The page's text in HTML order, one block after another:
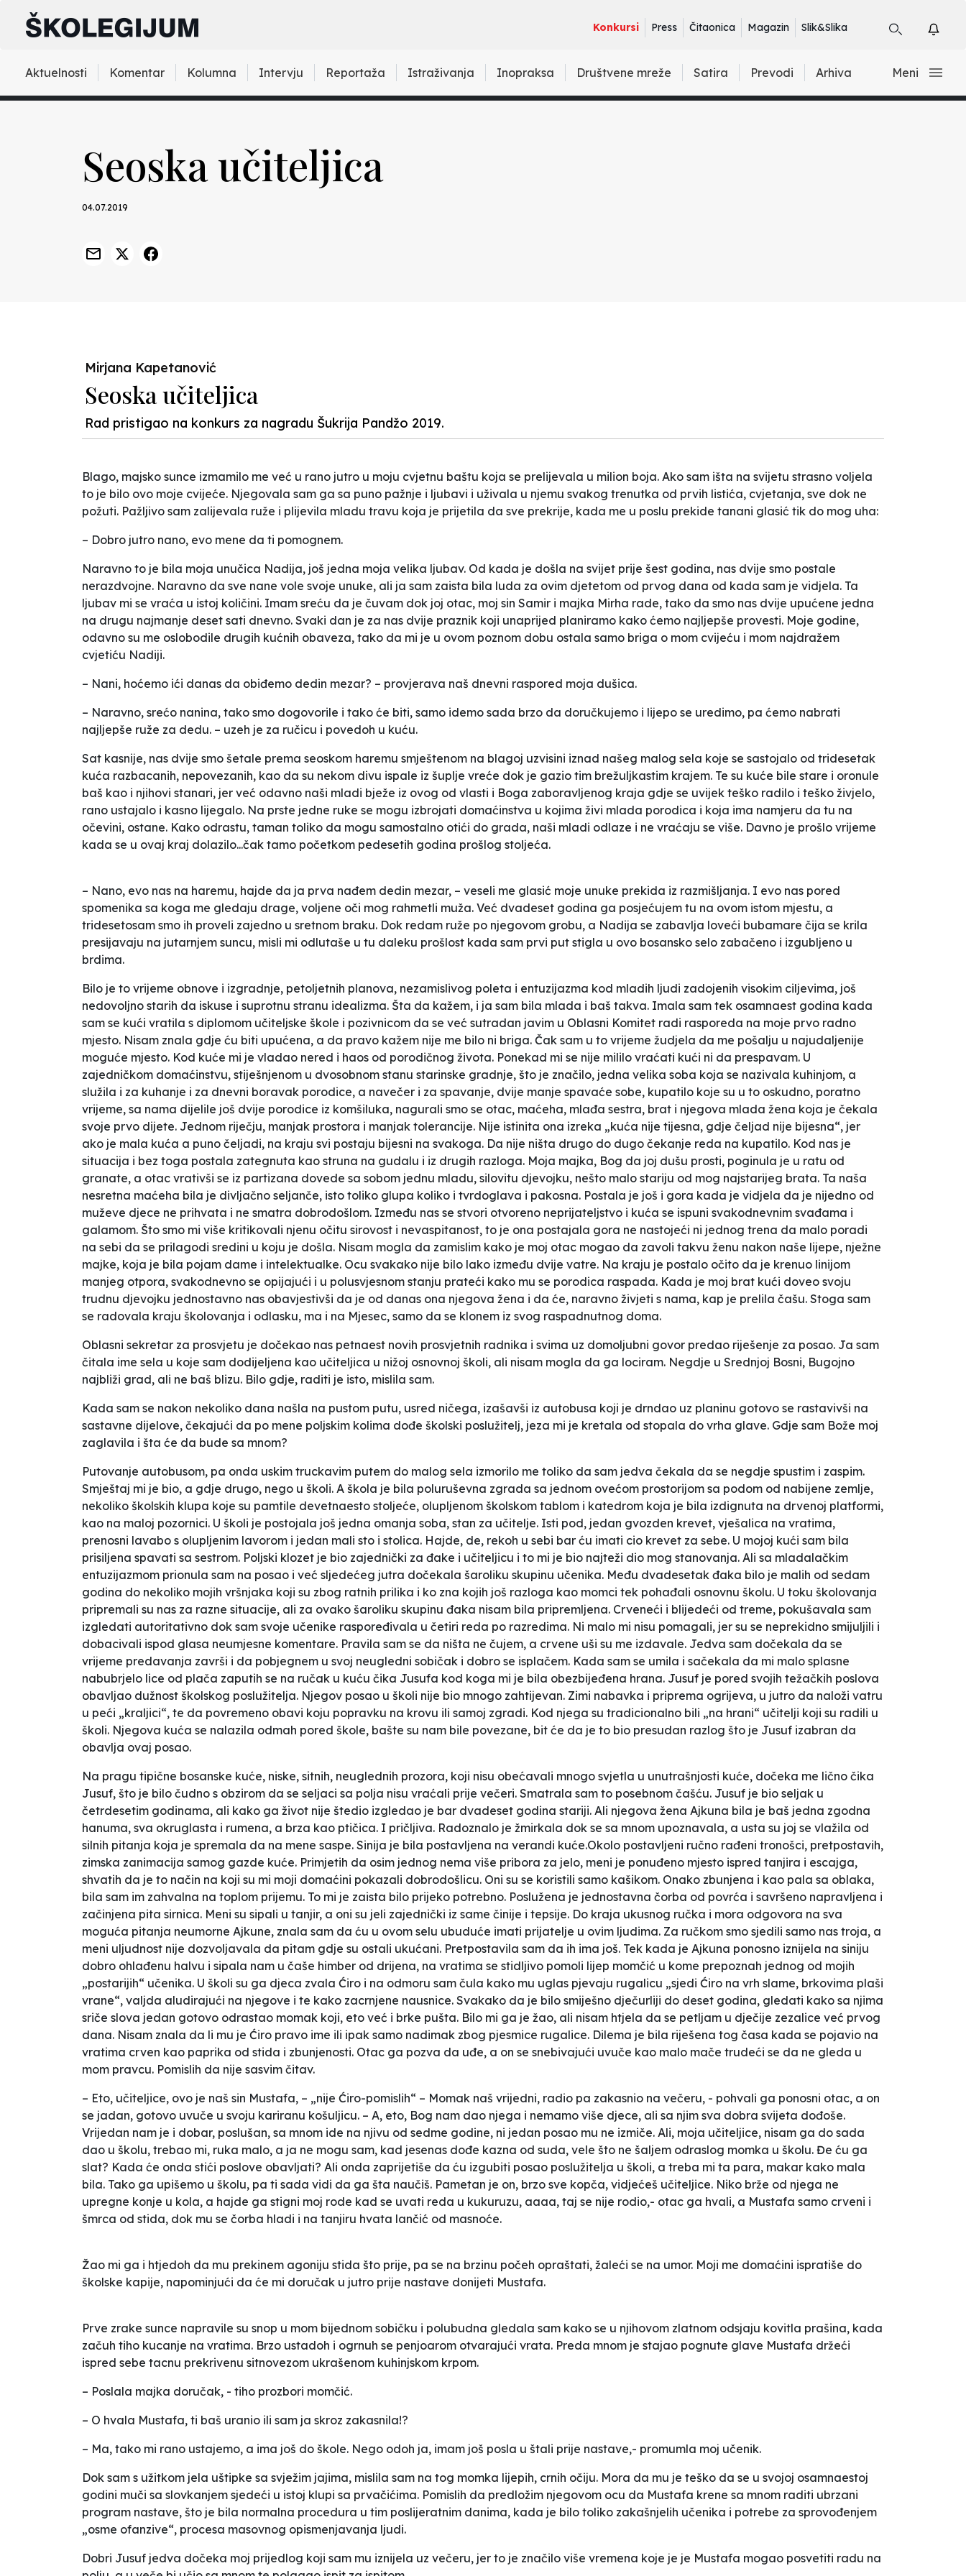
Konkursi Press Čitaonica Magazin Slik&Slika
Aktuelnosti Komentar Kolumna Intervju Reportaža Istraživanja Inopraksa Društvene mreže Satira Prevodi Arhiva Meni
Seoska učiteljica
04.07.2019
Mirjana Kapetanović
Seoska učiteljica
Rad pristigao na konkurs za nagradu Šukrija Pandžo 2019.
Blago, majsko sunce izmamilo me već u rano jutro u moju cvjetnu baštu koja se prelijevala u milion boja. Ako sam išta na svijetu strasno voljela
to je bilo ovo moje cvijeće. Njegovala sam ga sa puno pažnje i ljubavi i uživala u njemu svakog trenutka od prvih listića, cvjetanja, sve dok ne
požuti. Pažljivo sam zalijevala ruže i plijevila mladu travu koja je prijetila da sve prekrije, kada me u poslu prekide tanani glasić tik do mog uha:
– Dobro jutro nano, evo mene da ti pomognem.
Naravno to je bila moja unučica Nadija, još jedna moja velika ljubav. Od kada je došla na svijet prije šest godina, nas dvije smo postale
nerazdvojne. Naravno da sve nane vole svoje unuke, ali ja sam zaista bila luda za ovim djetetom od prvog dana od kada sam je vidjela. Ta
ljubav mi se vraća u istoj količini. Imam sreću da je čuvam dok joj otac, moj sin Samir i majka Mirha rade, tako da smo nas dvije upućene jedna
na drugu najmanje deset sati dnevno. Svaki dan je za nas dvije praznik koji unaprijed planiramo kako ćemo najljepše provesti. Moje godine,
odavno su me oslobodile drugih kućnih obaveza, tako da mi je u ovom poznom dobu ostala samo briga o mom cvijeću i mom najdražem
cvjetiću Nadiji.
– Nani, hoćemo ići danas da obiđemo dedin mezar? – provjerava naš dnevni raspored moja dušica.
– Naravno, srećo nanina, tako smo dogovorile i tako će biti, samo idemo sada brzo da doručkujemo i lijepo se uredimo, pa ćemo nabrati
najljepše ruže za dedu. – uzeh je za ručicu i povedoh u kuću.
Sat kasnije, nas dvije smo šetale prema seoskom haremu smještenom na blagoj uzvisini iznad našeg malog sela koje se sastojalo od tridesetak
kuća razbacanih, nepovezanih, kao da su nekom divu ispale iz šuplje vreće dok je gazio tim brežuljkastim krajem. Te su kuće bile stare i oronule
baš kao i njihovi stanari, jer već odavno naši mladi bježe iz ovog od vlasti i Boga zaboravljenog kraja gdje se uvijek teško radilo i teško živjelo,
rano ustajalo i kasno lijegalo. Na prste jedne ruke se mogu izbrojati domaćinstva u kojima živi mlada porodica i koja ima namjeru da tu na
očevini, ostane. Kako odrastu, taman toliko da mogu samostalno otići do grada, naši mladi odlaze i ne vraćaju se više. Davno je prošlo vrijeme
kada se u ovaj kraj dolazilo...čak tamo početkom pedesetih godina prošlog stoljeća.
– Nano, evo nas na haremu, hajde da ja prva nađem dedin mezar, – veseli me glasić moje unuke prekida iz razmišljanja. I evo nas pored
spomenika sa koga me gledaju drage, voljene oči mog rahmetli muža. Već dvadeset godina ga posjećujem tu na ovom istom mjestu, a
tridesetosam smo ih proveli zajedno u sretnom braku. Dok redam ruže po njegovom grobu, a Nadija se zabavlja loveći bubamare čija se krila
presijavaju na jutarnjem suncu, misli mi odlutaše u tu daleku prošlost kada sam prvi put stigla u ovo bosansko selo zabačeno i izgubljeno u
brdima.
Bilo je to vrijeme obnove i izgradnje, petoljetnih planova, nezamislivog poleta i entuzijazma kod mladih ljudi zadojenih visokim ciljevima, još
nedovoljno starih da iskuse i suprotnu stranu idealizma. Šta da kažem, i ja sam bila mlada i baš takva. Imala sam tek osamnaest godina kada
sam se kući vratila s diplomom učiteljske škole i pozivnicom da se već sutradan javim u Oblasni Komitet radi rasporeda na moje prvo radno
mjesto. Nisam znala gdje ću biti upućena, a da pravo kažem nije me bilo ni briga. Čak sam u to vrijeme žudjela da me pošalju u najudaljenije
moguće mjesto. Kod kuće mi je vladao nered i haos od porodičnog života. Ponekad mi se nije mililo vraćati kući ni da prespavam. U
zajedničkom domaćinstvu, stiješnjenom u dvosobnom stanu starinske gradnje, što je značilo, jedna velika soba koja se nazivala kuhinjom, a
služila i za kuhanje i za dnevni boravak porodice, a navečer i za spavanje, dvije manje spavaće sobe, kupatilo koje su u to oskudno, poratno
vrijeme, sa nama dijelile još dvije porodice iz komšiluka, nagurali smo se otac, maćeha, mlađa sestra, brat i njegova mlada žena koja je čekala
svoje prvo dijete. Jednom riječju, manjak prostora i manjak tolerancije. Nije istinita ona izreka „kuća nije tijesna, gdje čeljad nije bijesna“, jer
ako je mala kuća a puno čeljadi, na kraju svi postaju bijesni na svakoga. Da nije ništa drugo do dugo čekanje reda na kupatilo. Kod nas je
situacija i bez toga postala zategnuta kao struna na gudalu i iz drugih razloga. Moja majka, Bog da joj dušu prosti, poginula je u ratu od
granate, a otac vrativši se iz partizana dovede sa sobom jednu mladu, silovitu djevojku, nešto malo stariju od mog najstarijeg brata. Ta naša
nesretna maćeha bila je divljačno seljanče, isto toliko glupa koliko i tvrdoglava i pakosna. Postala je još i gora kada je vidjela da je nijedno od
muževe djece ne prihvata i ne smatra dobrodošlom. Između nas se stvori otvoreno neprijateljstvo i kuća se ispuni svakodnevnim svađama i
galamom. Što smo mi više kritikovali njenu očitu sirovost i nevaspitanost, to je ona postajala gora ne nastojeći ni jednog trena da malo poradi
na sebi da se prilagodi sredini u koju je došla. Nisam mogla da zamislim kako je moj otac mogao da zavoli takvu ženu nakon naše lijepe, nježne
majke, koja je bila pojam dame i intelektualke. Ocu svakako nije bilo lako između dvije vatre. Na kraju je postalo očito da je krenuo linijom
manjeg otpora, svakodnevno se opijajući i u polusvjesnom stanju prateći kako mu se porodica raspada. Kada je moj brat kući doveo svoju
trudnu djevojku jednostavno nas obavjestivši da je od danas ona njegova žena i da će, naravno živjeti s nama, kap je prelila čašu. Stoga sam
se radovala kraju školovanja i odlasku, ma i na Mjesec, samo da se klonem iz svog raspadnutnog doma.
Oblasni sekretar za prosvjetu je dočekao nas petnaest novih prosvjetnih radnika i svima uz domoljubni govor predao riješenje za posao. Ja sam
čitala ime sela u koje sam dodijeljena kao učiteljica u nižoj osnovnoj školi, ali nisam mogla da ga lociram. Negdje u Srednjoj Bosni, Bugojno
najbliži grad, ali ne baš blizu. Bilo gdje, raditi je isto, mislila sam.
Kada sam se nakon nekoliko dana našla na pustom putu, usred ničega, izašavši iz autobusa koji je drndao uz planinu gotovo se rastavivši na
sastavne dijelove, čekajući da po mene poljskim kolima dođe školski poslužitelj, jeza mi je kretala od stopala do vrha glave. Gdje sam Bože moj
zaglavila i šta će da bude sa mnom?
Putovanje autobusom, pa onda uskim truckavim putem do malog sela izmorilo me toliko da sam jedva čekala da se negdje spustim i zaspim.
Smještaj mi je bio, a gdje drugo, nego u školi. A škola je bila poluruševna zgrada sa jednom ovećom prostorijom sa podom od nabijene zemlje,
nekoliko školskih klupa koje su pamtile devetnaesto stoljeće, olupljenom školskom tablom i katedrom koja je bila izdignuta na drvenoj platformi,
kao na maloj pozornici. U školi je postojala još jedna omanja soba, stan za učitelje. Isti pod, jedan gvozden krevet, vješalica na vratima,
prenosni lavabo s olupljenim lavorom i jedan mali sto i stolica. Hajde, de, rekoh u sebi bar ću imati cio krevet za sebe. U mojoj kući sam bila
prisiljena spavati sa sestrom. Poljski klozet je bio zajednički za đake i učiteljicu i to mi je bio najteži dio mog stanovanja. Ali sa mladalačkim
entuzijazmom prionula sam na posao i već sljedećeg jutra dočekala šaroliku skupinu učenika. Među dvadesetak đaka bilo je malih od sedam
godina do nekoliko mojih vršnjaka koji su zbog ratnih prilika i ko zna kojih još razloga kao momci tek pohađali osnovnu školu. U toku školovanja
pripremali su nas za razne situacije, ali za ovako šaroliku skupinu đaka nisam bila pripremljena. Crveneći i blijedeći od treme, pokušavala sam
izgledati autoritativno dok sam svoje učenike raspoređivala u četiri reda po razredima. Ni malo mi nisu pomagali, jer su se neprekidno smijuljili i
dobacivali ispod glasa neumjesne komentare. Pravila sam se da ništa ne čujem, a crvene uši su me izdavale. Jedva sam dočekala da se
vrijeme predavanja završi i da pobjegnem u svoj neugledni sobičak i dobro se isplačem. Kada sam se umila i sačekala da mi malo splasne
nabubrjelo lice od plača zaputih se na ručak u kuću čika Jusufa kod koga mi je bila obezbijeđena hrana. Jusuf je pored svojih težačkih poslova
obavljao dužnost školskog poslužitelja. Njegov posao u školi nije bio mnogo zahtijevan. Zimi nabavka i priprema ogrijeva, u jutro da naloži vatru
u peći „kraljici“, te da povremeno obavi koju popravku na krovu ili samoj zgradi. Kod njega su tradicionalno bili „na hrani“ učitelji koji su radili u
školi. Njegova kuća se nalazila odmah pored škole, bašte su nam bile povezane, bit će da je to bio presudan razlog što je Jusuf izabran da
obavlja ovaj posao.
Na pragu tipične bosanske kuće, niske, sitnih, neuglednih prozora, koji nisu obećavali mnogo svjetla u unutrašnjosti kuće, dočeka me lično čika
Jusuf, što je bilo čudno s obzirom da se seljaci sa polja nisu vraćali prije večeri. Smatrala sam to posebnom čašću. Jusuf je bio seljak u
četrdesetim godinama, ali kako ga život nije štedio izgledao je bar dvadeset godina stariji. Ali njegova žena Ajkuna bila je baš jedna zgodna
hanuma, sva okruglasta i rumena, a brza kao ptičica. I pričljiva. Radoznalo je žmirkala dok se sa mnom upoznavala, a usta su joj se vlažila od
silnih pitanja koja je spremala da na mene saspe. Sinija je bila postavljena na verandi kuće.Okolo postavljeni ručno rađeni tronošci, pretpostavih,
zimska zanimacija samog gazde kuće. Primjetih da osim jednog nema više pribora za jelo, meni je ponuđeno mjesto ispred tanjira i escajga,
shvatih da je to način na koji su mi moji domaćini pokazali dobrodošlicu. Oni su se koristili samo kašikom. Onako zbunjena i kao pala sa oblaka,
bila sam im zahvalna na toplom prijemu. To mi je zaista bilo prijeko potrebno. Poslužena je jednostavna čorba od povrća i savršeno napravljena i
začinjena pita sirnica. Meni su sipali u tanjir, a oni su jeli zajednički iz same činije i tepsije. Do kraja ukusnog ručka i mora odgovora na sva
moguća pitanja neumorne Ajkune, znala sam da ću u ovom selu ubuduće imati prijatelje u ovim ljudima. Za ručkom smo sjedili samo nas troja, a
meni uljudnost nije dozvoljavala da pitam gdje su ostali ukućani. Pretpostavila sam da ih ima još. Tek kada je Ajkuna ponosno iznijela na siniju
dobro ohlađenu halvu i sipala nam u čaše himber od drijena, na vratima se stidljivo pomoli lijep momčić u kome prepoznah jednog od mojih
„postarijih“ učenika. U školi su ga djeca zvala Ćiro i na odmoru sam čula kako mu uglas pjevaju rugalicu „sjedi Ćiro na vrh slame, brkovima plaši
vrane“, valjda aludirajući na njegove i te kako zacrnjene nausnice. Svakako da je bilo smiješno dječurliji do deset godina, gledati kako sa njima
sriče slova jedan gotovo odrastao momak koji, eto već i brke pušta. Bilo mi ga je žao, ali nisam htjela da se petljam u dječije zezalice već prvog
dana. Nisam znala da li mu je Ćiro pravo ime ili ipak samo nadimak zbog pjesmice rugalice. Dilema je bila riješena tog časa kada se pojavio na
vratima crven kao paprika od stida i zbunjenosti. Otac ga pozva da uđe, a on se snebivajući uvuče kao malo mače trudeći se da ne gleda u
mom pravcu. Pomislih da nije sasvim čitav.
– Eto, učiteljice, ovo je naš sin Mustafa, – „nije Ćiro-pomislih“ – Momak naš vrijedni, radio pa zakasnio na večeru, - pohvali ga ponosni otac, a on
se jadan, gotovo uvuče u svoju kariranu košuljicu. – A, eto, Bog nam dao njega i nemamo više djece, ali sa njim sva dobra svijeta dođoše.
Vrijedan nam je i dobar, poslušan, sa mnom ide na njivu od sedme godine, ni jedan posao mu ne izmiče. Ali, moja učiteljice, nisam ga do sada
dao u školu, trebao mi, ruka malo, a ja ne mogu sam, kad jesenas dođe kazna od suda, vele što ne šaljem odraslog momka u školu. Đe ću ga
slat? Kada će onda stići poslove obavljati? Ali onda zaprijetiše da ću izgubiti posao poslužitelja u školi, a treba mi ta para, makar kako mala
bila. Tako ga upišemo u školu, pa ti sada vidi da ga šta naučiš. Pametan je on, brzo sve kopča, vidjećeš učiteljice. Niko brže od njega ne
upregne konje u kola, a hajde ga stigni moj rode kad se uvati reda u kukuruzu, aaaa, taj se nije rodio,- otac ga hvali, a Mustafa samo crveni i
šmrca od stida, dok mu se čorba hladi i na tanjiru hvata lančić od masnoće.
Žao mi ga i htjedoh da mu prekinem agoniju stida što prije, pa se na brzinu počeh opraštati, žaleći se na umor. Moji me domaćini ispratiše do
školske kapije, napominjući da će mi doručak u jutro prije nastave donijeti Mustafa.
Prve zrake sunce napravile su snop u mom bijednom sobičku i polubudna gledala sam kako se u njihovom zlatnom odsjaju kovitla prašina, kada
začuh tiho kucanje na vratima. Brzo ustadoh i ogrnuh se penjoarom otvarajući vrata. Preda mnom je stajao pognute glave Mustafa držeći
ispred sebe tacnu prekrivenu sitnovezom ukrašenom kuhinjskom krpom.
– Poslala majka doručak, - tiho prozbori momčić.
– O hvala Mustafa, ti baš uranio ili sam ja skroz zakasnila!?
– Ma, tako mi rano ustajemo, a ima još do škole. Nego odoh ja, imam još posla u štali prije nastave,- promumla moj učenik.
Dok sam s užitkom jela uštipke sa svježim jajima, mislila sam na tog momka lijepih, crnih očiju. Mora da mu je teško da se u svojoj osamnaestoj
godini muči sa slovkanjem sjedeći u istoj klupi sa prvačićima. Pomislih da predložim njegovom ocu da Mustafa krene sa mnom raditi ubrzani
program nastave, što je bila normalna procedura u tim poslijeratnim danima, kada je bilo toliko zakašnjelih učenika i potrebe za sprovođenjem
„osme ofanzive“, procesa masovnog opismenjavanja ljudi.
Dobri Jusuf jedva dočeka moj prijedlog koji sam mu iznijela uz večeru, jer to je značilo više vremena koje je je Mustafa mogao posvetiti radu na